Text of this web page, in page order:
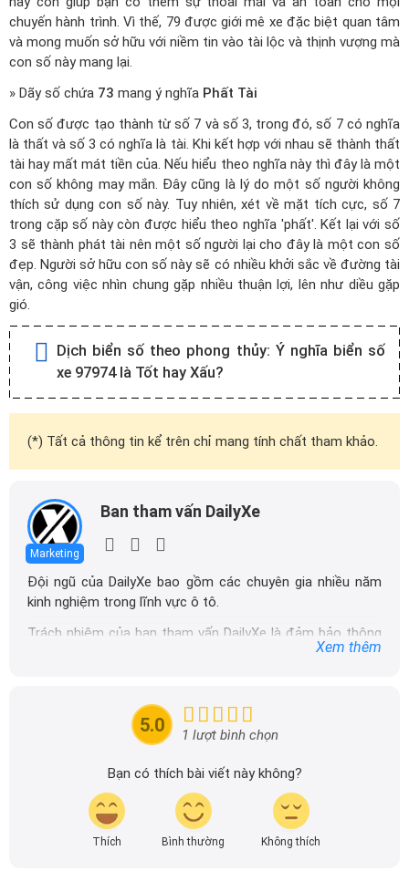
chuyến hành trình. Vì thế, 79 được giới mê xe đặc biệt quan tâm
và mong muốn sở hữu với niềm tin vào tài lộc và thịnh vượng mà
con số này mang lại.
» Dãy số chứa 73 mang ý nghĩa Phất Tài
Con số được tạo thành từ số 7 và số 3, trong đó, số 7 có nghĩa
là thất và số 3 có nghĩa là tài. Khi kết hợp với nhau sẽ thành thất
tài hay mất mát tiền của. Nếu hiểu theo nghĩa này thì đây là một
con số không may mắn. Đây cũng là lý do một số người không
thích sử dụng con số này. Tuy nhiên, xét về mặt tích cực, số 7
trong cặp số này còn được hiểu theo nghĩa 'phất'. Kết lại với số
3 sẽ thành phát tài nên một số người lại cho đây là một con số
đẹp. Người sở hữu con số này sẽ có nhiều khởi sắc về đường tài
vận, công việc nhìn chung gặp nhiều thuận lợi, lên như diều gặp
gió.
Dịch biển số theo phong thủy: Ý nghĩa biển số
xe 97974 là Tốt hay Xấu?
(*) Tất cả thông tin kể trên chỉ mang tính chất tham khảo.
Marketing
Ban tham vấn DailyXe
Đội ngũ của DailyXe bao gồm các chuyên gia nhiều năm
kinh nghiệm trong lĩnh vực ô tô.
Trách nhiệm của ban tham vấn DailyXe là đảm bảo thông
tin chính xác được đăng tải trên dailyxe.com.vn, thường
tin nhanh chóng và dễ dàng hơn.
Xem thêm
5.0 1 lượt bình chọn
Bạn có thích bài viết này không?
Thích Bình thường Không thích